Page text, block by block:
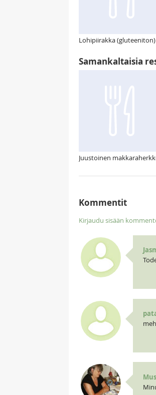
Lohipiirakka (gluteeniton)
Samankaltaisia
Juustoinen
Kommentit
Kirjaudu sisään